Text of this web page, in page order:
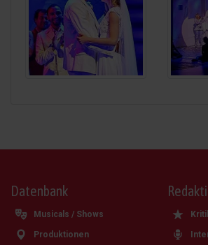
Datenbank
Musicals / Shows
Produktionen